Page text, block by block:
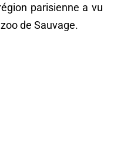
parisienne a vu
de Sauvage.